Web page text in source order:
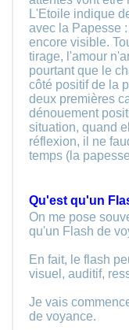
L'Etoile indique
avec la Papesse
encore visible.
tirage, l'amour
pourtant que le
côté positif de la
deux premières
dénouement
situation, quand
réflexion, il ne
temps (la
Qu'est qu'un
On me pose
qu'un Flash de
En fait, le flash
visuel, auditif,
Je vais
de voyance.